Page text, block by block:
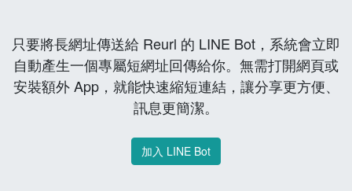
只要將長網址傳送給 Reurl 的 LINE Bot，系統會立即
自動產生一個專屬短網址回傳給你。無需打開網頁或
安裝額外 App，就能快速縮短連結，讓分享更方便、
訊息更簡潔。
加入 LINE Bot